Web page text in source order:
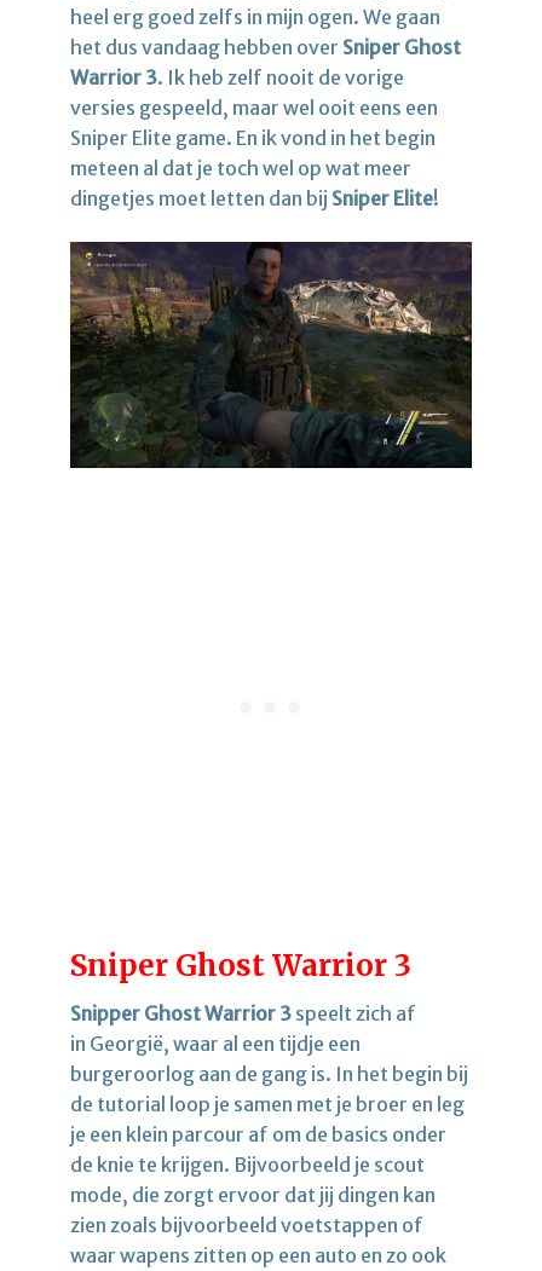
heel erg goed zelfs in mijn ogen. We gaan
het dus vandaag hebben over Sniper Ghost
Warrior 3. Ik heb zelf nooit de vorige
versies gespeeld, maar wel ooit eens een
Sniper Elite game. En ik vond in het begin
meteen al dat je toch wel op wat meer
dingetjes moet letten dan bij Sniper Elite!
Sniper Ghost Warrior 3
Snipper Ghost Warrior 3 speelt zich af
in Georgië, waar al een tijdje een
burgeroorlog aan de gang is. In het begin bij
de tutorial loop je samen met je broer en leg
je een klein parcour af om de basics onder
de knie te krijgen. Bijvoorbeeld je scout
mode, die zorgt ervoor dat jij dingen kan
zien zoals bijvoorbeeld voetstappen of
waar wapens zitten op een auto en zo ook